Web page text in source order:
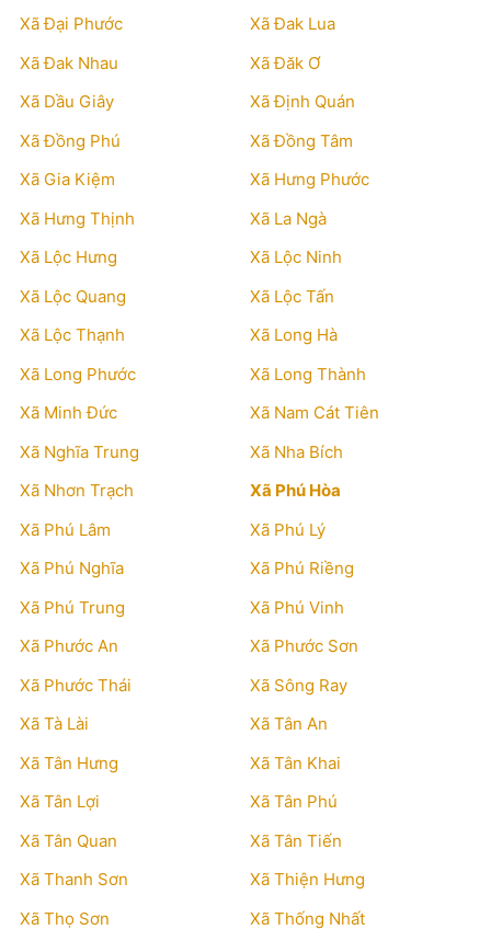
Xã Đại Phước
Xã Đak Lua
Xã Đak Nhau
Xã Đăk Ơ
Xã Dầu Giây
Xã Định Quán
Xã Đồng Phú
Xã Đồng Tâm
Xã Gia Kiệm
Xã Hưng Phước
Xã Hưng Thịnh
Xã La Ngà
Xã Lộc Hưng
Xã Lộc Ninh
Xã Lộc Quang
Xã Lộc Tấn
Xã Lộc Thạnh
Xã Long Hà
Xã Long Phước
Xã Long Thành
Xã Minh Đức
Xã Nam Cát Tiên
Xã Nghĩa Trung
Xã Nha Bích
Xã Nhơn Trạch
Xã Phú Hòa
Xã Phú Lâm
Xã Phú Lý
Xã Phú Nghĩa
Xã Phú Riềng
Xã Phú Trung
Xã Phú Vinh
Xã Phước An
Xã Phước Sơn
Xã Phước Thái
Xã Sông Ray
Xã Tà Lài
Xã Tân An
Xã Tân Hưng
Xã Tân Khai
Xã Tân Lợi
Xã Tân Phú
Xã Tân Quan
Xã Tân Tiến
Xã Thanh Sơn
Xã Thiện Hưng
Xã Thọ Sơn
Xã Thống Nhất